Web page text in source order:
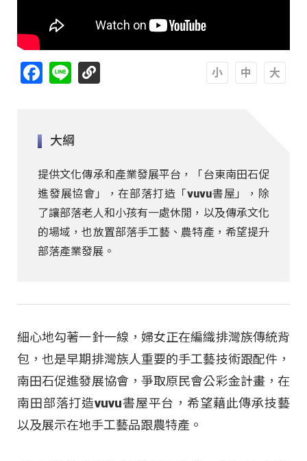
Facebook
Line
大綱
提供文化傳承和產業發展平台，「台東南田石促
進發展協會」，在部落打造「vuvu書屋」，除
了讓部落老人和小孩有一處休閒，以及傳承文化
的場域，也放置部落手工藝、農特產，希望提升
部落產業發展。
細心地勾著一針一線，婦女正在編織排灣族傳統背
包，也是早期排灣族人重要的手工藝技術跟配件，
南田石促進發展協會，爭取原民會公彩金計畫，在
南田部落打造vuvu書屋平台，希望藉此傳承技藝
以及展示在地手工藝品跟農特產。